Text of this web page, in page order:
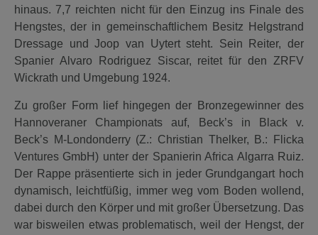
hinaus. 7,7 reichten nicht für den Einzug ins Finale des
Hengstes, der in gemeinschaftlichem Besitz Helgstrand
Dressage und Joop van Uytert steht. Sein Reiter, der
Spanier Alvaro Rodriguez Siscar, reitet für den ZRFV
Wickrath und Umgebung 1924.
Zu großer Form lief hingegen der Bronzegewinner des
Hannoveraner Championats auf, Beck’s in Black v.
Beck’s M-Londonderry (Z.: Christian Thelker, B.: Flicka
Ventures GmbH) unter der Spanierin Africa Algarra Ruiz.
Der Rappe präsentierte sich in jeder Grundgangart hoch
dynamisch, leichtfüßig, immer weg vom Boden wollend,
dabei durch den Körper und mit großer Übersetzung. Das
war bisweilen etwas problematisch, weil der Hengst, der